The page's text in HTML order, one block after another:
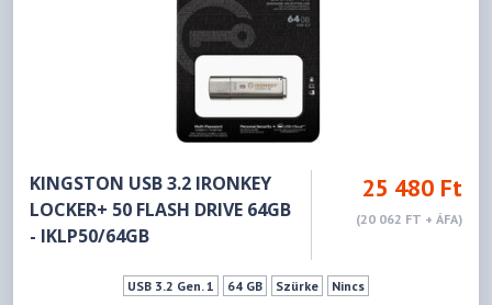
KINGSTON USB 3.2 IRONKEY
LOCKER+ 50 FLASH DRIVE 64GB
- IKLP50/64GB
25 480 Ft
(20 062 FT + ÁFA)
USB 3.2 Gen. 1 64 GB Szürke Nincs